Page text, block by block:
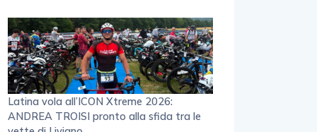
Latina vola all’ICON Xtreme 2026:
ANDREA TROISI pronto alla sfida tra le